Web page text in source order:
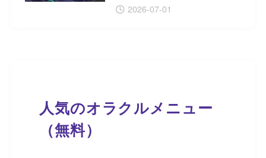
2026-07-01
人気のオラクルメニュー
（無料）